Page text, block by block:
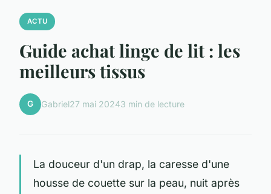
ACTU
Guide achat linge de lit : les
meilleurs tissus
G Gabriel27 mai 20243 min de lecture
La douceur d'un drap, la caresse d'une
housse de couette sur la peau, nuit après